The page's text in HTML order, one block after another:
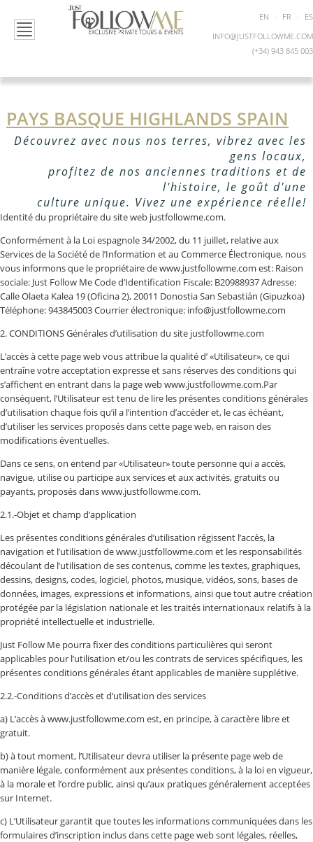
EN · FR · ES
INFO@JUSTFOLLOWME.COM
(+34) 943 845 003
PAYS BASQUE HIGHLANDS SPAIN
Découvrez avec nous nos terres, vibrez avec les
gens locaux,
profitez de nos anciennes traditions et de
l'histoire, le goût d'une
culture unique. Vivez une expérience réelle!
Identité du propriétaire du site web justfollowme.com.
Conformément à la Loi espagnole 34/2002, du 11 juillet, relative aux
Services de la Société de l’Information et au Commerce Électronique, nous
vous informons que le propriétaire de www.justfollowme.com est: Raison
sociale: Just Follow Me Code d’Identification Fiscale: B20988937 Adresse:
Calle Olaeta Kalea 19 (Oficina 2), 20011 Donostia San Sebastián (Gipuzkoa)
Téléphone: 943845003 Courrier électronique: info@justfollowme.com
2. CONDITIONS Générales d’utilisation du site justfollowme.com
L’accès à cette page web vous attribue la qualité d’ «Utilisateur», ce qui
entraîne votre acceptation expresse et sans réserves des conditions qui
s’affichent en entrant dans la page web www.justfollowme.com.Par
conséquent, l’Utilisateur est tenu de lire les présentes conditions générales
d’utilisation chaque fois qu’il a l’intention d’accéder et, le cas échéant,
d’utiliser les services proposés dans cette page web, en raison des
modifications éventuelles.
Dans ce sens, on entend par «Utilisateur» toute personne qui a accès,
navigue, utilise ou participe aux services et aux activités, gratuits ou
payants, proposés dans www.justfollowme.com.
2.1.-Objet et champ d’application
Les présentes conditions générales d’utilisation régissent l’accès, la
navigation et l’utilisation de www.justfollowme.com et les responsabilités
découlant de l’utilisation de ses contenus, comme les textes, graphiques,
dessins, designs, codes, logiciel, photos, musique, vidéos, sons, bases de
données, images, expressions et informations, ainsi que tout autre création
protégée par la législation nationale et les traités internationaux relatifs à la
propriété intellectuelle et industrielle.
Just Follow Me pourra fixer des conditions particulières qui seront
applicables pour l’utilisation et/ou les contrats de services spécifiques, les
présentes conditions générales étant applicables de manière supplétive.
2.2.-Conditions d’accès et d’utilisation des services
a) L’accès à www.justfollowme.com est, en principe, à caractère libre et
gratuit.
b) à tout moment, l’Utilisateur devra utiliser la présente page web de
manière légale, conformément aux présentes conditions, à la loi en vigueur,
à la morale et l’ordre public, ainsi qu’aux pratiques généralement acceptées
sur Internet.
c) L’Utilisateur garantit que toutes les informations communiquées dans les
formulaires d’inscription inclus dans cette page web sont légales, réelles,